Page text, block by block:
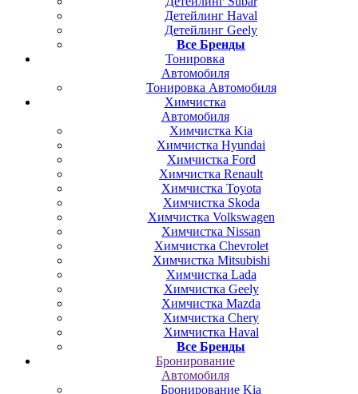
Детейлинг Haval
Детейлинг Geely
Все Бренды
Тонировка
Автомобиля
Тонировка Автомобиля
Химчистка
Автомобиля
Химчистка Kia
Химчистка Hyundai
Химчистка Ford
Химчистка Renault
Химчистка Toyota
Химчистка Skoda
Химчистка Volkswagen
Химчистка Nissan
Химчистка Chevrolet
Химчистка Mitsubishi
Химчистка Lada
Химчистка Geely
Химчистка Mazda
Химчистка Chery
Химчистка Haval
Все Бренды
Бронирование
Автомобиля
Бронирование Kia